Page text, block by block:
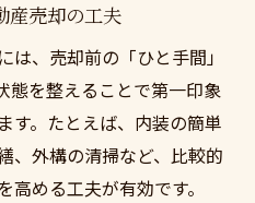
産売却の工夫
、売却前の「ひと手間」
態を整えることで第一印象
す。たとえば、内装の簡単
、外構の清掃など、比較的
める工夫が有効です。